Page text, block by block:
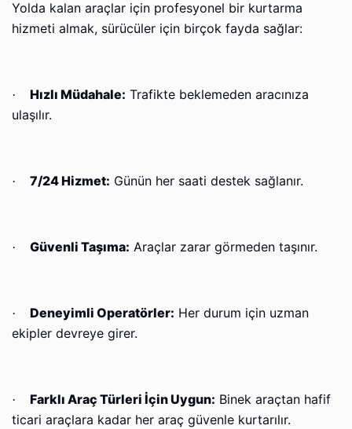
Yolda kalan araçlar için profesyonel bir kurtarma
hizmeti almak, sürücüler için birçok fayda sağlar:
· Hızlı Müdahale: Trafikte beklemeden aracınıza
ulaşılır.
· 7/24 Hizmet: Günün her saati destek sağlanır.
· Güvenli Taşıma: Araçlar zarar görmeden taşınır.
· Deneyimli Operatörler: Her durum için uzman
ekipler devreye girer.
· Farklı Araç Türleri İçin Uygun: Binek araçtan hafif
ticari araçlara kadar her araç güvenle kurtarılır.